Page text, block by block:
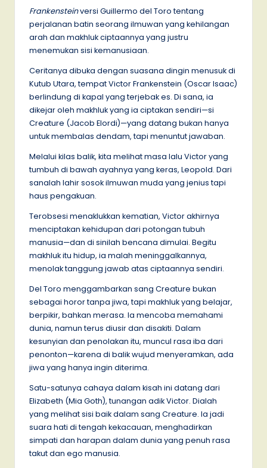
Frankensteinversi Guillermo del Toro tentang
perjalanan batin seorang ilmuwan yang kehilangan
arah dan makhluk ciptaannya yang justru
menemukan sisi kemanusiaan.
Ceritanya dibuka dengan suasana dingin menusuk di
Kutub Utara, tempat Victor Frankenstein (Oscar Isaac)
berlindung di kapal yang terjebak es. Di sana, ia
dikejar oleh makhluk yang ia ciptakan sendiri—si
Creature (Jacob Elordi)—yang datang bukan hanya
untuk membalas dendam, tapi menuntut jawaban.
Melalui kilas balik, kita melihat masa lalu Victor yang
tumbuh di bawah ayahnya yang keras, Leopold. Dari
sanalah lahir sosok ilmuwan muda yang jenius tapi
haus pengakuan.
Terobsesi menaklukkan kematian, Victor akhirnya
menciptakan kehidupan dari potongan tubuh
manusia—dan di sinilah bencana dimulai. Begitu
makhluk itu hidup, ia malah meninggalkannya,
menolak tanggung jawab atas ciptaannya sendiri.
Del Toro menggambarkan sang Creature bukan
sebagai horor tanpa jiwa, tapi makhluk yang belajar,
berpikir, bahkan merasa. Ia mencoba memahami
dunia, namun terus diusir dan disakiti. Dalam
kesunyian dan penolakan itu, muncul rasa iba dari
penonton—karena di balik wujud menyeramkan, ada
jiwa yang hanya ingin diterima.
Satu-satunya cahaya dalam kisah ini datang dari
Elizabeth (Mia Goth), tunangan adik Victor. Dialah
yang melihat sisi baik dalam sang Creature. Ia jadi
suara hati di tengah kekacauan, menghadirkan
simpati dan harapan dalam dunia yang penuh rasa
takut dan ego manusia.